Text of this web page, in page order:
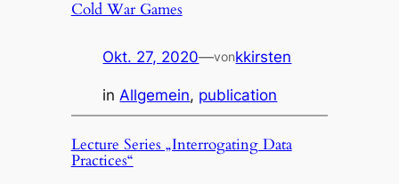
Cold War Games
Okt. 27, 2020—vonkkirsten
in Allgemein, publication
Lecture Series „Interrogating Data
Practices“